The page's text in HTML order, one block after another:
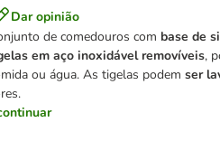
Dar opinião
de comedouros com base de
em aço inoxidável removíveis,
ou água. As tigelas podemser